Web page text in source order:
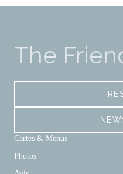
The
Cartes & Menus
Photos